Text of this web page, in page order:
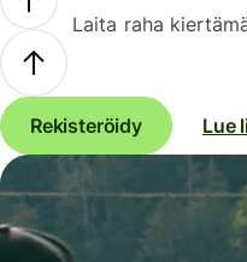
Laita raha
Rekisteröidy Lue